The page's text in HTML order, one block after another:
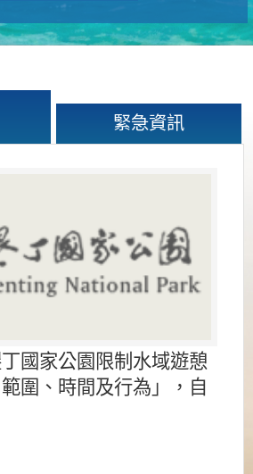
緊急資訊
國家公園限制水域遊憩
圍、時間及行為」，自